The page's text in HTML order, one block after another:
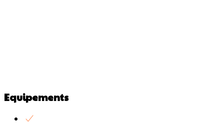
Equipements